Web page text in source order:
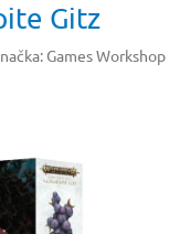
Gitz
Games Workshop